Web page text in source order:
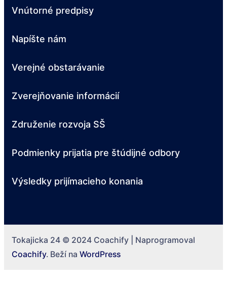
Vnútorné predpisy
Napíšte nám
Verejné obstarávanie
Zverejňovanie informácií
Združenie rozvoja SŠ
Podmienky prijatia pre štúdijné odbory
Výsledky prijímacieho konania
Tokajicka 24 © 2024 Coachify | Naprogramoval
Coachify. Beží na WordPress